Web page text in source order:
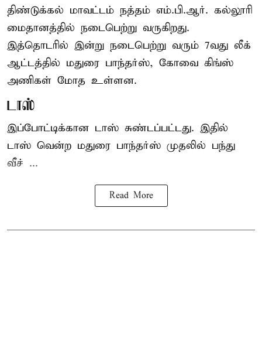
திண்டுக்கல் மாவட்டம் நத்தம் எம்.பி.ஆர். கல்லூரி
மைதானத்தில் நடைபெற்று வருகிறது.
இத்தொடரில் இன்று நடைபெற்று வரும் 7வது லீக்
ஆட்டத்தில் மதுரை பாந்தர்ஸ், கோவை கிங்ஸ்
அணிகள் மோத உள்ளன.
டாஸ்
இப்போட்டிக்கான டாஸ் சுண்டப்பட்டது. இதில்
டாஸ் வென்ற மதுரை பாந்தர்ஸ் முதலில் பந்து
வீச் ...
Read More